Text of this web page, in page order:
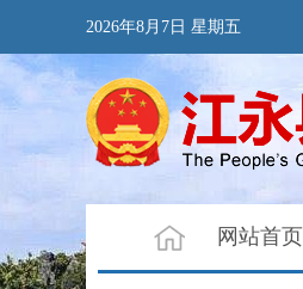
2026年8月7日 星期五
网站首页